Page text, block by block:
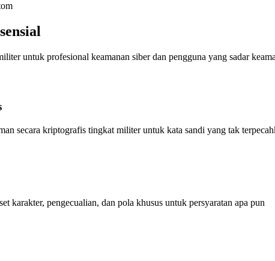
untuk profesional keamanan siber dan pengguna yang sadar
secara kriptografis tingkat militer untuk kata sandi yang tak
karakter, pengecualian, dan pola khusus untuk persyaratan apa pun